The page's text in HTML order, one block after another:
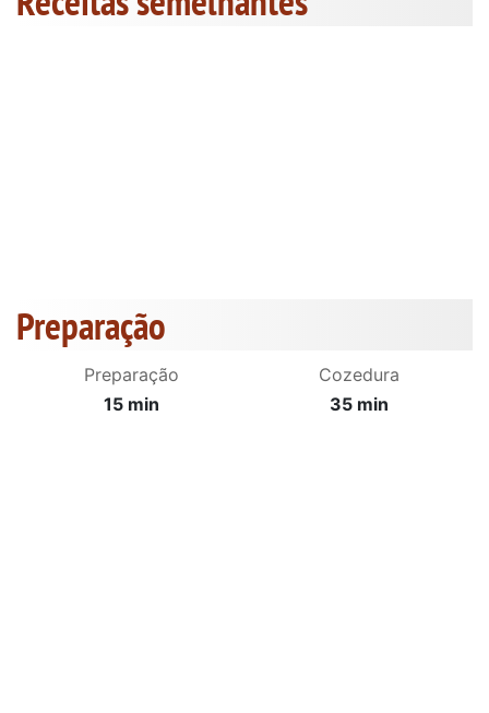
Preparação
Preparação
15 min
Cozedura
35 min